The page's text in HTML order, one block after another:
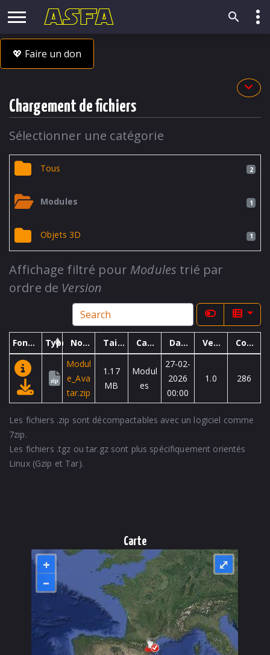
💖 Faire un don
Chargement de fichiers
Sélectionner une catégorie
Tous 2
Modules 1
Objets 3D 1
Affichage filtré pour Modules trié par
ordre de Version
Fonctions Type Nom Taille Catégorie Date Version Compteur
zip
Modul
e_Ava
tar.zip
1.17
MB
Modul
es
27-02-
2026
00:00
1.0 286
Les fichiers .zip sont décompactables avec un logiciel comme
7zip.
Les fichiers .tgz ou tar.gz sont plus spécifiquement orientés
Linux (Gzip et Tar).
Carte
+
–
⤢